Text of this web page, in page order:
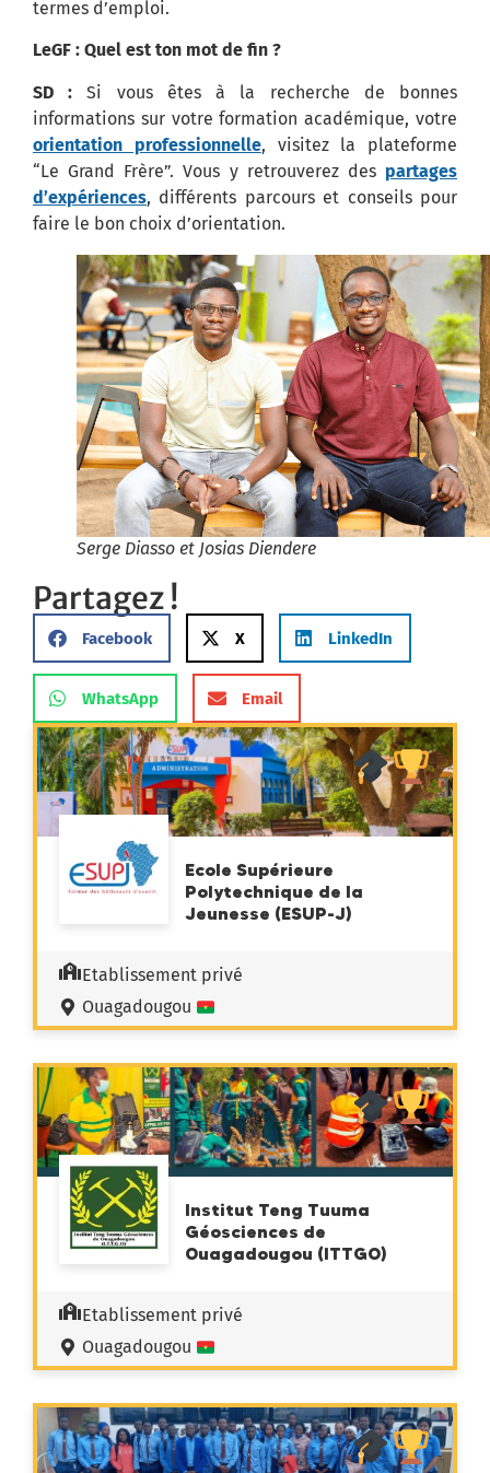
termes d’emploi.
LeGF : Quel est ton mot de fin ?
SD : Si vous êtes à la recherche de bonnes
informations sur votre formation académique, votre
orientation professionnelle, visitez la plateforme
“Le Grand Frère”. Vous y retrouverez des partages
d’expériences, différents parcours et conseils pour
faire le bon choix d’orientation.
Serge Diasso et Josias Diendere
Partagez !
Facebook X LinkedIn
WhatsApp Email
Ecole Supérieure
Polytechnique de la
Jeunesse (ESUP-J)
Etablissement privé
Ouagadougou
Institut Teng Tuuma
Géosciences de
Ouagadougou (ITTGO)
Etablissement privé
Ouagadougou